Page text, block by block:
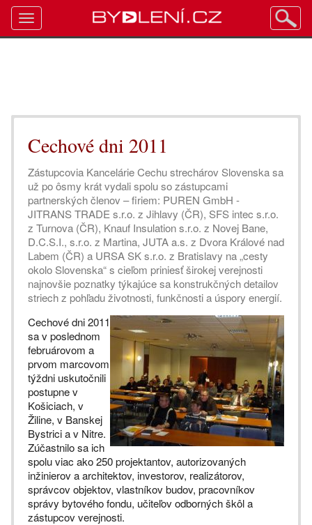
Cechové dni 2011
Zástupcovia Kancelárie Cechu strechárov Slovenska sa
už po ôsmy krát vydali spolu so zástupcami
partnerských členov – firiem: PUREN GmbH -
JITRANS TRADE s.r.o. z Jihlavy (ČR), SFS intec s.r.o.
z Turnova (ČR), Knauf Insulation s.r.o. z Novej Bane,
D.C.S.I., s.r.o. z Martina, JUTA a.s. z Dvora Králové nad
Labem (ČR) a URSA SK s.r.o. z Bratislavy na „cesty
okolo Slovenska“ s cieľom priniesť širokej verejnosti
najnovšie poznatky týkajúce sa konstrukčných detailov
striech z pohľadu životnosti, funkčnosti a úspory energií.
Cechové dni 2011
sa v poslednom
februárovom a
prvom marcovom
týždni uskutočnili
postupne v
Košiciach, v
Žiline, v Banskej
Bystrici a v Nitre.
Zúčastnilo sa ich
spolu viac ako 250 projektantov, autorizovaných
inžinierov a architektov, investorov, realizátorov,
správcov objektov, vlastníkov budov, pracovníkov
správy bytového fondu, učiteľov odborných škôl a
zástupcov verejnosti.
Toggle
navigation